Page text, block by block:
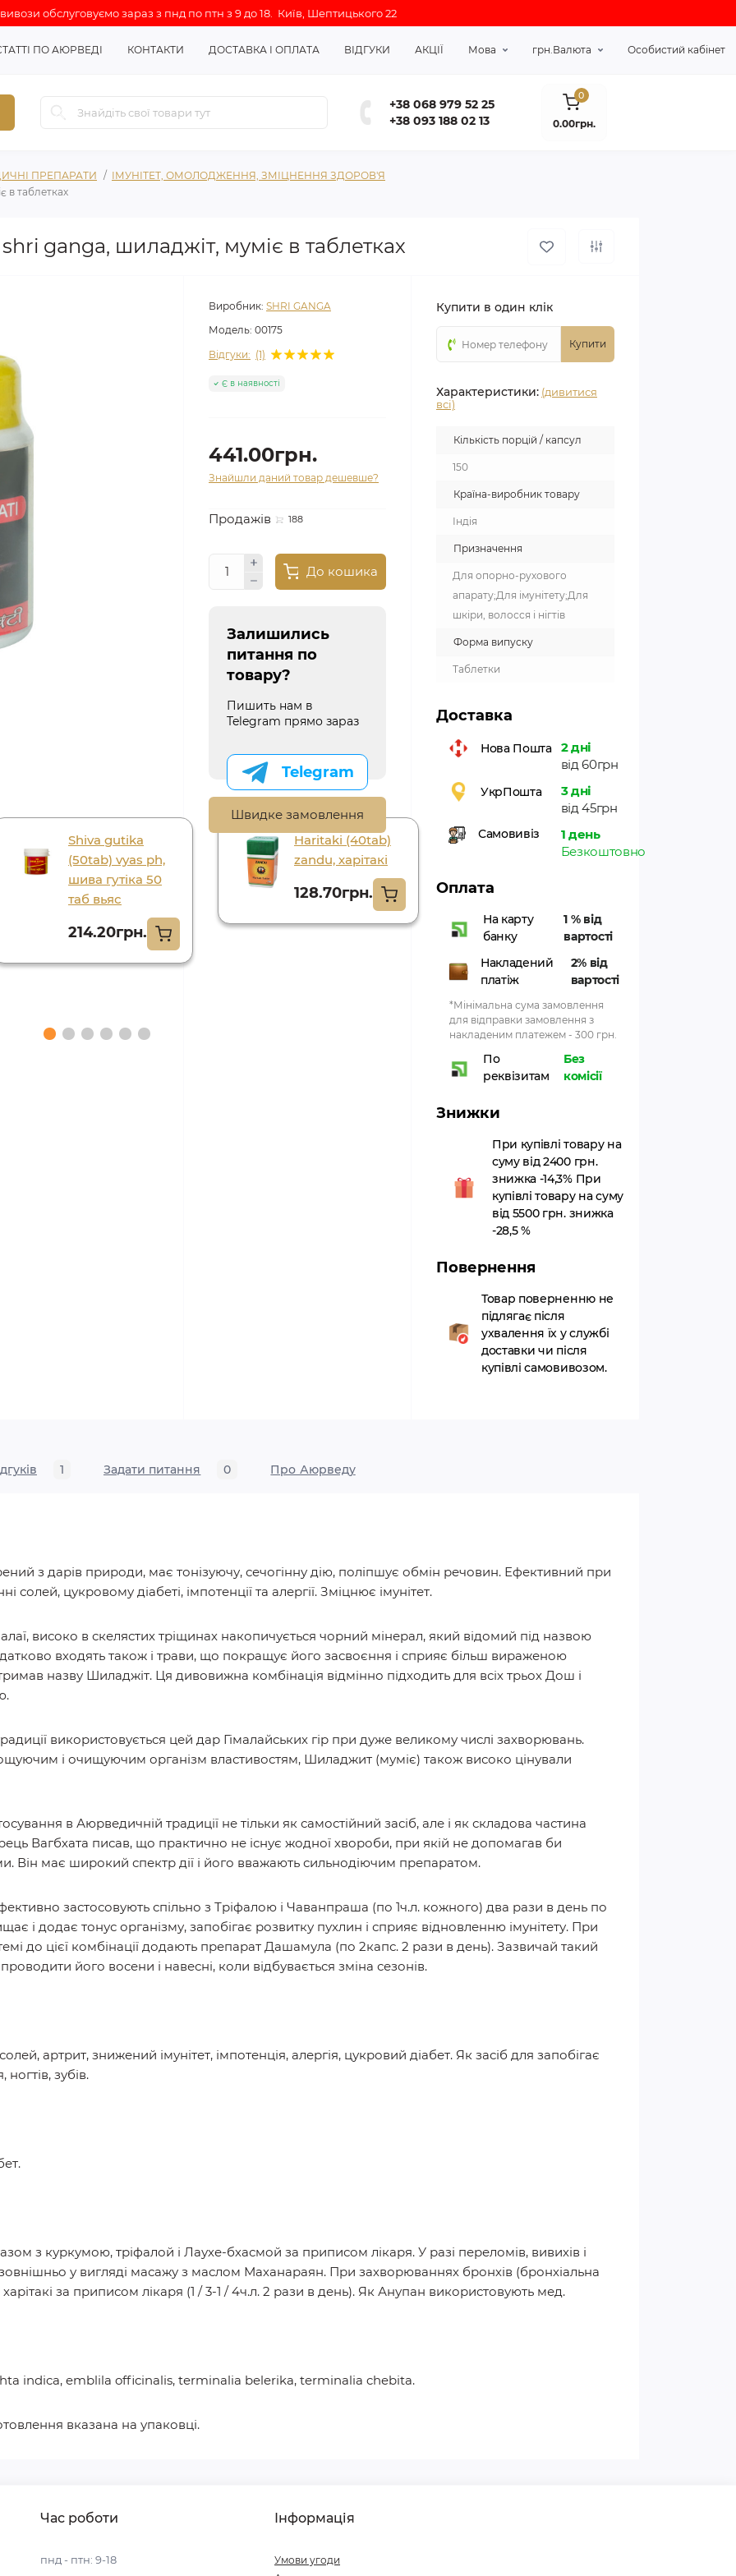
обслуговуємо зараз з пнд по птн з 9 до 18. Київ, Шептицького 22
ПО АЮРВЕДІ КОНТАКТИ ДОСТАВКА І ОПЛАТА ВІДГУКИ АКЦІЇ Мова грн.Валюта Особистий кабінет
+38 068 979 52 25
+38 093 188 02 13
0
0.00грн.
ПРЕПАРАТИ
ІМУНІТЕТ, ОМОЛОДЖЕННЯ, ЗМІЦНЕННЯ ЗДОРОВ'Я
в таблетках
ganga, шиладжіт, муміє в таблетках
Shiva gutika
(50tab) vyas ph,
шива гутіка 50
таб вьяс
214.20грн.
Haritaki (40tab)
zandu, харітакі
128.70грн.
Giloy 120 tab. shri
ganga гілой 120
221.85грн.
Виробник: SHRI GANGA
Модель: 00175
Відгуки: (1)
Є в наявності
441.00грн.
Знайшли даний товар дешевше?
Продажів 188
До кошика
Залишились
питання по
товару?
Пишить нам в
Telegram прямо зараз
Telegram
Швидке замовлення
Купити в один клік
Купити
Характеристики: (дивитися
всі)
Кількість порцій / капсул
150
Країна-виробник товару
Індія
Призначення
Для опорно-рухового
апарату;Для імунітету;Для
шкіри, волосся і нігтів
Форма випуску
Таблетки
Доставка
Нова Пошта
2 дні
від 60грн
УкрПошта
3 дні
від 45грн
Самовивіз
1 день
Безкоштовно
Оплата
На карту
банку
1 % від
вартості
Накладений
платіж
2% від
вартості
*Мінімальна сума замовлення
для відправки замовлення з
накладеним платежем - 300 грн.
По
реквізитам
Без
комісії
Знижки
При купівлі товару на
суму від 2400 грн.
знижка -14,3% При
купівлі товару на суму
від 5500 грн. знижка
-28,5 %
Повернення
Товар поверненню не
підлягає після
ухвалення їх у службі
доставки чи після
купівлі самовивозом.
1 Задати питання 0 Про Аюрведу
з дарів природи, має тонізуючу, сечогінну дію, поліпшує обмін речовин. Ефективний при
солей, цукровому діабеті, імпотенції та алергії. Зміцнює імунітет.
високо в скелястих тріщинах накопичується чорний мінерал, який відомий під назвою
входять також і трави, що покращує його засвоєння і сприяє більш вираженою
назву Шиладжіт. Ця дивовижна комбінація відмінно підходить для всіх трьох Дош і
використовується цей дар Гімалайських гір при дуже великому числі захворювань.
і очищуючим організм властивостям, Шиладжит (муміє) також високо цінували
в Аюрведичній традиції не тільки як самостійний засіб, але і як складова частина
Вагбхата писав, що практично не існує жодної хвороби, при якій не допомагав би
Він має широкий спектр дії і його вважають сильнодіючим препаратом.
застосовують спільно з Тріфалою і Чаванпраша (по 1ч.л. кожного) два рази в день по
і додає тонус організму, запобігає розвитку пухлин і сприяє відновленню імунітету. При
до цієї комбінації додають препарат Дашамула (по 2капс. 2 рази в день). Зазвичай такий
його восени і навесні, коли відбувається зміна сезонів.
артрит, знижений імунітет, імпотенція, алергія, цукровий діабет. Як засіб для запобігає
зубів.
з куркумою, тріфалой і Лаухе-бхасмой за приписом лікаря. У разі переломів, вивихів і
у вигляді масажу з маслом Маханараян. При захворюваннях бронхів (бронхіальна
за приписом лікаря (1 / 3-1 / 4ч.л. 2 рази в день). Як Анупан використовують мед.
indica, emblila officinalis, terminalia belerika, terminalia chebita.
вказана на упаковці.
Час роботи
пнд - птн: 9-18
Інформація
Умови угоди